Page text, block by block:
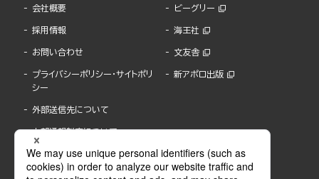
会社概要
採用情報
お問い合わせ
プライバシーポリシー・サイトポリ
シー
外部送信先について
内部通報制度について
ビーグリー
海王社
文友舎
新アポロ出版